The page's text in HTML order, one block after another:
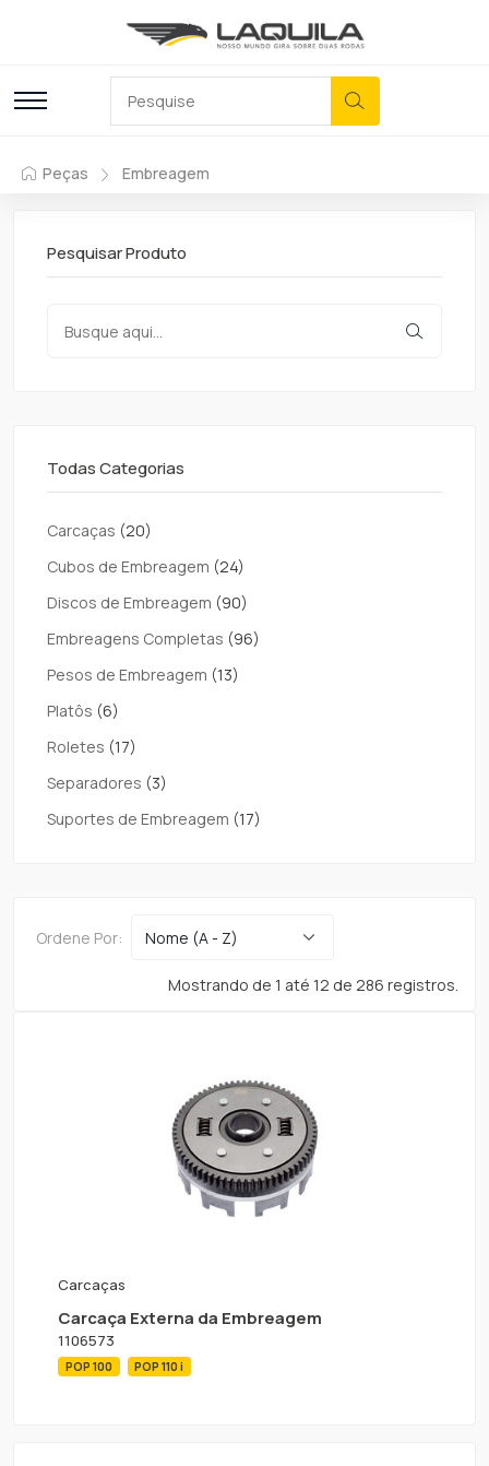
Peças Embreagem
Pesquisar Produto
Todas Categorias
Carcaças (20)
Cubos de Embreagem (24)
Discos de Embreagem (90)
Embreagens Completas (96)
Pesos de Embreagem (13)
Platôs (6)
Roletes (17)
Separadores (3)
Suportes de Embreagem (17)
Ordene Por:
Mostrando de 1 até 12 de 286 registros.
Carcaças
Carcaça Externa da Embreagem
1106573
POP 100 POP 110 i